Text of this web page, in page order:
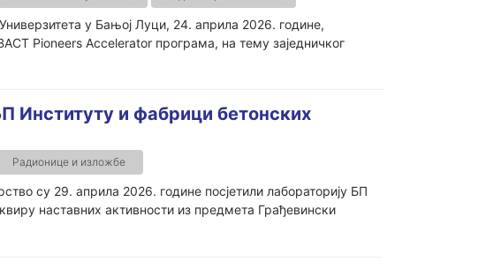
у Бањој Луци, 24. априла 2026. године,
Pioneers Accelerator програма, на тему заједничког
Институту и фабрици бетонских
Радионице и изложбе
су 29. априла 2026. године посјетили лабораторију БП
наставних активности из предмета Грађевински